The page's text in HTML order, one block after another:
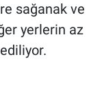
sağanak ve
yerlerin az